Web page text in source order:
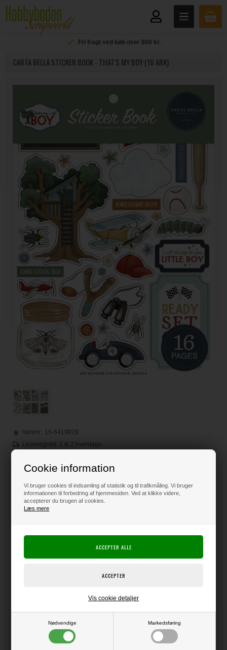
Cookie information
Vi bruger cookies til indsamling af statistik og til trafikmåling. Vi bruger
informationen til forbedring af hjemmesiden. Ved at klikke videre,
accepterer du brugen af cookies.
Læs mere
Nødvendige Markedsføring
Vis cookie detaljer
Fri fragt ved køb over 800 kr.
CARTA BELLA STICKER BOOK - THAT'S MY BOY (16 ARK)
Varenr.: 15-6419029
Leveringstid: 1 til 2 hverdage
Før 145,00
100,00
Klik her for pris inkl. fragt
Producent:Carta Bella
Producentens varenr.:
Tilbehør, der matcher til resten af serien.